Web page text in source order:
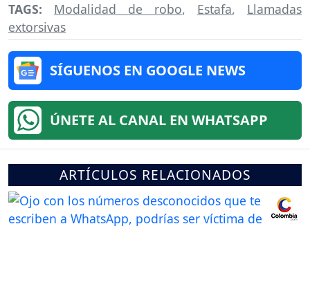
TAGS: Modalidad de robo, Estafa, Llamadas
extorsivas
SÍGUENOS EN GOOGLE NEWS
ÚNETE AL CANAL EN WHATSAPP
ARTÍCULOS RELACIONADOS